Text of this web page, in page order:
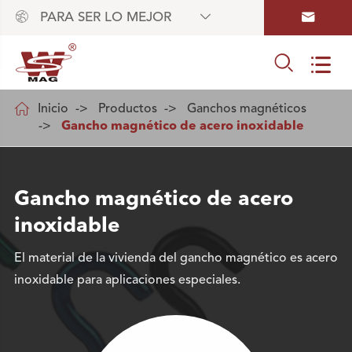
 PARA SER LO MEJOR  
 
 Inicio Productos
Ganchos magnéticos
Gancho magnético de acero inoxidable
Gancho magnético de acero
inoxidable
El material de la vivienda del gancho magnético es acero
inoxidable para aplicaciones especiales.